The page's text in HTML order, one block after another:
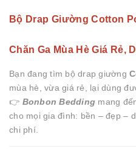
Bộ Drap Giường Cotton
Chăn Ga Mùa Hè Giá Rẻ,
Bạn đang tìm bộ drap giường
mùa hè, vừa giá rẻ, lại dùng
👉 Bonbon Bedding mang
cho mọi gia đình: bền – đẹp –
chi phí.